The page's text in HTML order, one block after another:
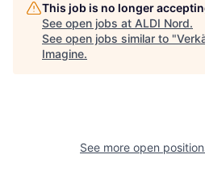
This job is no longer
See open jobs at ALDI Nord.
See open jobs similar to "
Imagine.
See more open